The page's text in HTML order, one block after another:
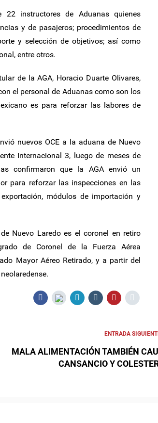
instructores de Aduanas quienes
y de pasajeros; procedimientos de
y selección de objetivos; así como
entre otros.
de la AGA, Horacio Duarte Olivares,
el personal de Aduanas como son los
es para reforzar las labores de
nuevos OCE a la aduana de Nuevo
Internacional 3, luego de meses de
confirmaron que la AGA envió un
para reforzar las inspecciones en las
módulos de importación y
Nuevo Laredo es el coronel en retiro
de Coronel de la Fuerza Aérea
Mayor Aéreo Retirado, y a partir del
ENTRADA
MALA ALIMENTACIÓN TAMBIÉN
CANSANCIO Y